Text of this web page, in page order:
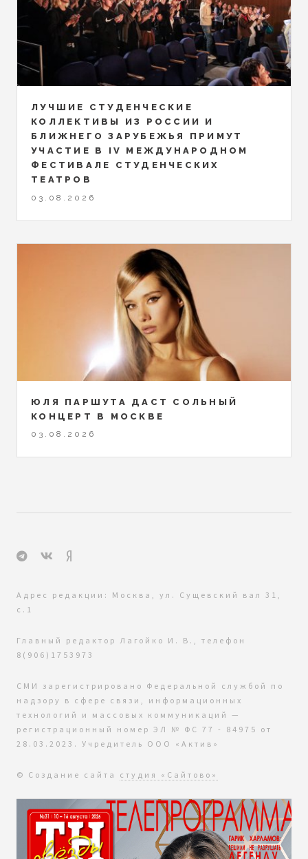
ЛУЧШИЕ СТУДЕНЧЕСКИЕ
КОЛЛЕКТИВЫ ИЗ РОССИИ И
БЛИЖНЕГО ЗАРУБЕЖЬЯ ПРИМУТ
УЧАСТИЕ В IV МЕЖДУНАРОДНОМ
ФЕСТИВАЛЕ СТУДЕНЧЕСКИХ
ТЕАТРОВ
03.08.2026
ЮЛЯ ПАРШУТА ДАСТ СОЛЬНЫЙ
КОНЦЕРТ В МОСКВЕ
03.08.2026
Адрес редакции: Москва, ул. Сущевский вал 31,
с.1
Главный редактор Лагойко И. В., телефон
8(906)1753973
СМИ зарегистрировано Федеральной службой по
надзору в сфере связи, информационных
технологий и массовых коммуникаций —
регистрационный номер ЭЛ № ФС 77 - 84975 от
28.03.2023. Учредитель ООО «Актив»
© Создание сайта студия «Сайтово»